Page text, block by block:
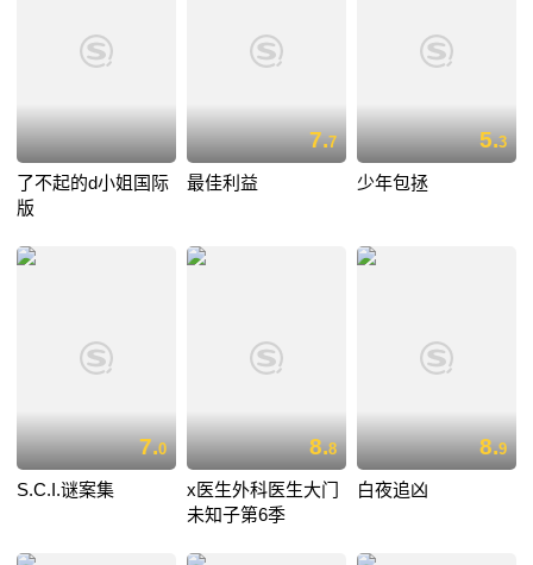
了不起的d小姐国际
版
7.7
最佳利益
5.3
少年包拯
7.0
S.C.I.谜案集
8.8
x医生外科医生大门
未知子第6季
8.9
白夜追凶